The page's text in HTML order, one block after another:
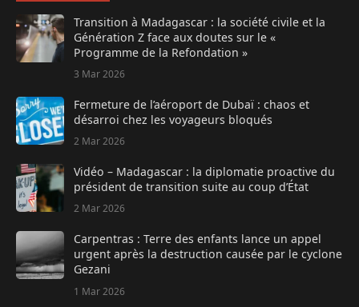
Transition à Madagascar : la société civile et la
Génération Z face aux doutes sur le «
Programme de la Refondation »
3 Mar 2026
Fermeture de l’aéroport de Dubaï : chaos et
désarroi chez les voyageurs bloqués
2 Mar 2026
Vidéo – Madagascar : la diplomatie proactive du
président de transition suite au coup d’État
2 Mar 2026
Carpentras : Terre des enfants lance un appel
urgent après la destruction causée par le cyclone
Gezani
1 Mar 2026